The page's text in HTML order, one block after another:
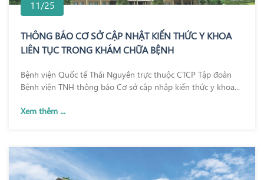
11/25
THÔNG BÁO CƠ SỞ CẬP NHẬT KIẾN THỨC Y KHOA
LIÊN TỤC TRONG KHÁM CHỮA BỆNH
Bệnh viện Quốc tế Thái Nguyên trực thuộc CTCP Tập đoàn
Bệnh viện TNH thông báo Cơ sở cập nhập kiến thức y khoa...
Xem thêm ...